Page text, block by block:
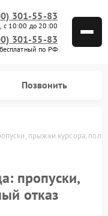
301-55-83
с 10:00 до 20:00
301-55-83
по РФ
Позвонить
прыжки курсора,
пропуски,
отказ